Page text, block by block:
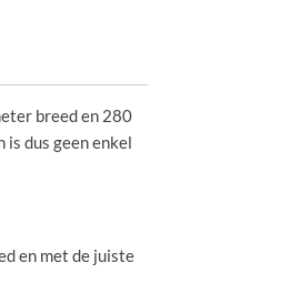
breed en 280
is dus geen enkel
en met de juiste